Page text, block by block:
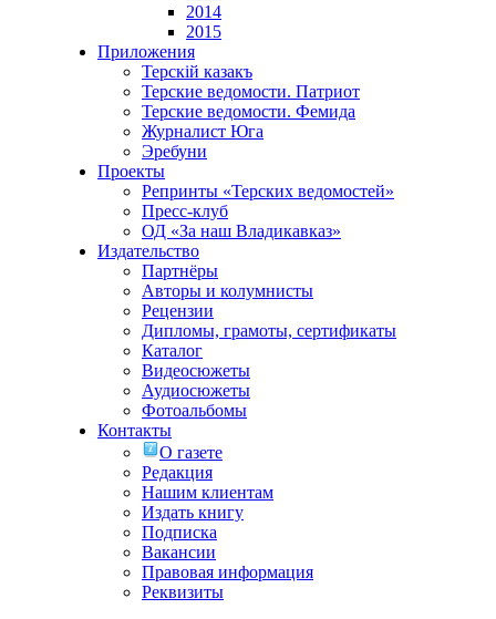
2014
2015
Приложения
Терскiй казакъ
Терские ведомости. Патриот
Терские ведомости. Фемида
Журналист Юга
Эребуни
Проекты
Репринты «Терских ведомостей»
Пресс-клуб
ОД «За наш Владикавказ»
Издательство
Партнёры
Авторы и колумнисты
Рецензии
Дипломы, грамоты, сертификаты
Каталог
Видеосюжеты
Аудиосюжеты
Фотоальбомы
Контакты
О газете
Редакция
Нашим клиентам
Издать книгу
Подписка
Вакансии
Правовая информация
Реквизиты